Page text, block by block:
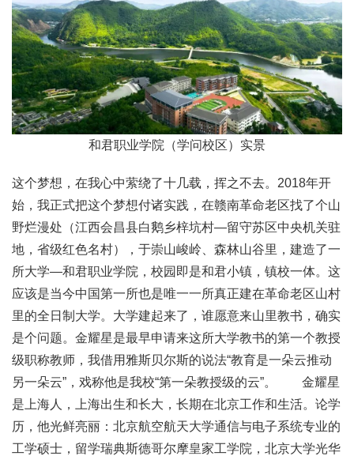
和君职业学院（学问校区）实景
这个梦想，在我心中萦绕了十几载，挥之不去。2018年开
始，我正式把这个梦想付诸实践，在赣南革命老区找了个山
野烂漫处（江西会昌县白鹅乡梓坑村—留守苏区中央机关驻
地，省级红色名村），于崇山峻岭、森林山谷里，建造了一
所大学—和君职业学院，校园即是和君小镇，镇校一体。这
应该是当今中国第一所也是唯一一所真正建在革命老区山村
里的全日制大学。大学建起来了，谁愿意来山里教书，确实
是个问题。金耀星是最早申请来这所大学教书的第一个教授
级职称教师，我借用雅斯贝尔斯的说法“教育是一朵云推动
另一朵云”，戏称他是我校“第一朵教授级的云”。 金耀星
是上海人，上海出生和长大，长期在北京工作和生活。论学
历，他光鲜亮丽：北京航空航天大学通信与电子系统专业的
工学硕士，留学瑞典斯德哥尔摩皇家工学院，北京大学光华